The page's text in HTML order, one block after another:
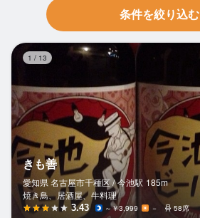
条件を絞り込む
1 / 13
きも善
愛知県 名古屋市千種区 / 今池駅 185m
焼き鳥、居酒屋、牛料理
3.43 ～￥3,999 － 58席